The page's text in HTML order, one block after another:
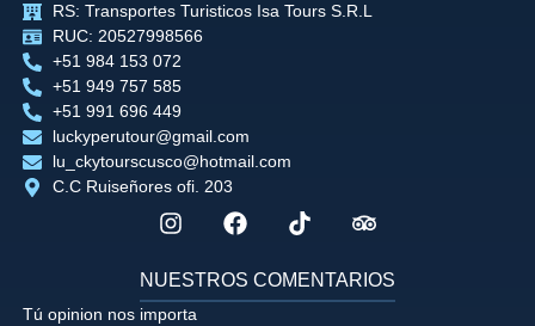
RS: Transportes Turisticos Isa Tours S.R.L
RUC: 20527998566
+51 984 153 072
+51 949 757 585
+51 991 696 449
luckyperutour@gmail.com
lu_ckytourscusco@hotmail.com
C.C Ruiseñores ofi. 203
NUESTROS COMENTARIOS
Tú opinion nos importa